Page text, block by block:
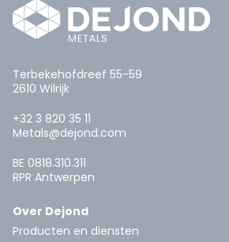
Terbekehofdreef 55-59
2610 Wilrijk
+32 3 820 35 11
Metals@dejond.com
BE 0818.310.311
RPR Antwerpen
Over Dejond
Producten en diensten